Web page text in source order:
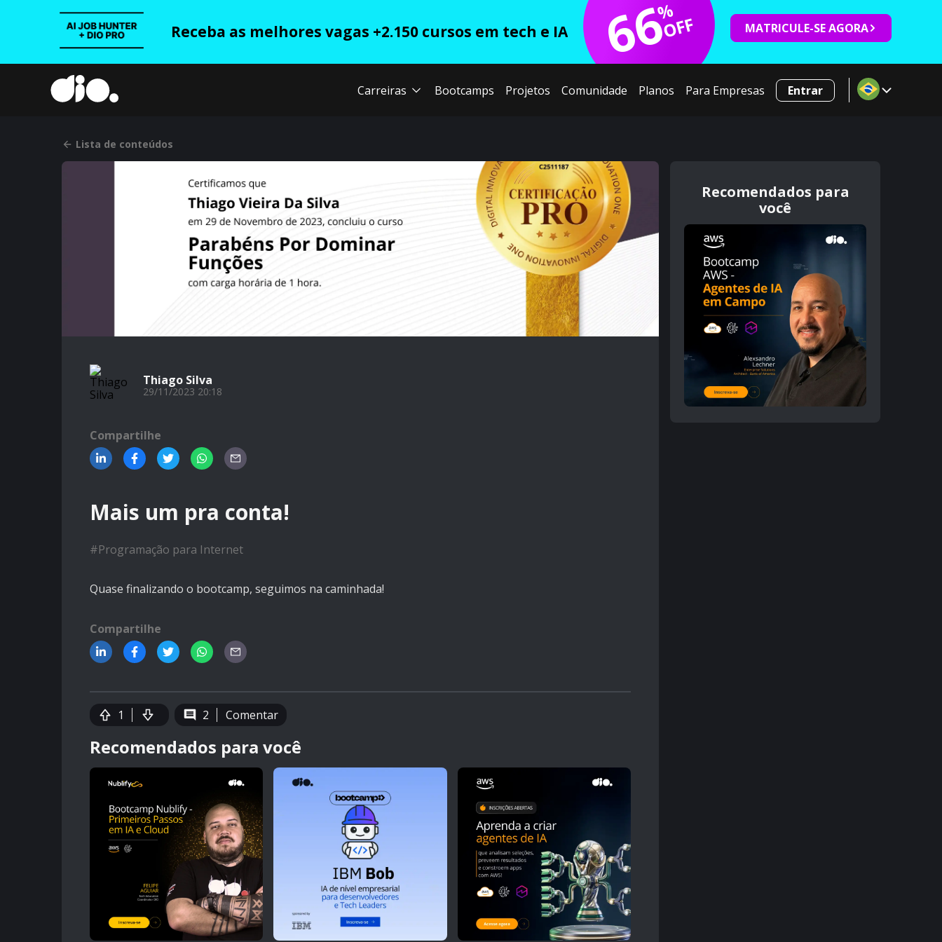
Receba as melhores vagas +2.150 cursos em tech e IA 66
%
OFF MATRICULE-SE AGORA
Carreiras Bootcamps Projetos Comunidade Planos Para Empresas Entrar
Lista de conteúdos
Thiago Silva
29/11/2023 20:18
Compartilhe
Mais um pra conta!
#Programação para Internet
Quase finalizando o bootcamp, seguimos na caminhada!
Compartilhe
1 2 Comentar
Recomendados para você
Recomendados para
você